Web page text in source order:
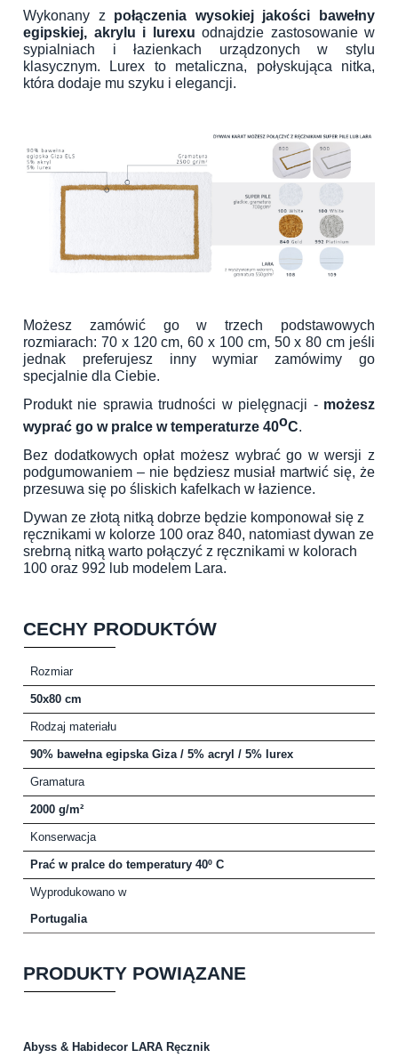
Wykonany z połączenia wysokiej jakości bawełny
egipskiej, akrylu i lurexu odnajdzie zastosowanie w
sypialniach i łazienkach urządzonych w stylu
klasycznym. Lurex to metaliczna, połyskująca nitka,
która dodaje mu szyku i elegancji.
Możesz zamówić go w trzech podstawowych
rozmiarach: 70 x 120 cm, 60 x 100 cm, 50 x 80 cm jeśli
jednak preferujesz inny wymiar zamówimy go
specjalnie dla Ciebie.
Produkt nie sprawia trudności w pielęgnacji - możesz
wyprać go w pralce w temperaturze 40oC.
Bez dodatkowych opłat możesz wybrać go w wersji z
podgumowaniem – nie będziesz musiał martwić się, że
przesuwa się po śliskich kafelkach w łazience.
Dywan ze złotą nitką dobrze będzie komponował się z
ręcznikami w kolorze 100 oraz 840, natomiast dywan ze
srebrną nitką warto połączyć z ręcznikami w kolorach
100 oraz 992 lub modelem Lara.
CECHY PRODUKTÓW
Rozmiar
50x80 cm
Rodzaj materiału
90% bawełna egipska Giza / 5% acryl / 5% lurex
Gramatura
2000 g/m²
Konserwacja
Prać w pralce do temperatury 40º C
Wyprodukowano w
Portugalia
PRODUKTY POWIĄZANE
Abyss & Habidecor LARA Ręcznik